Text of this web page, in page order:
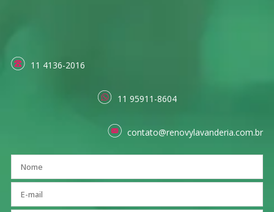
11 4136-2016
11 95911-8604
contato@renovylavanderia.com.br